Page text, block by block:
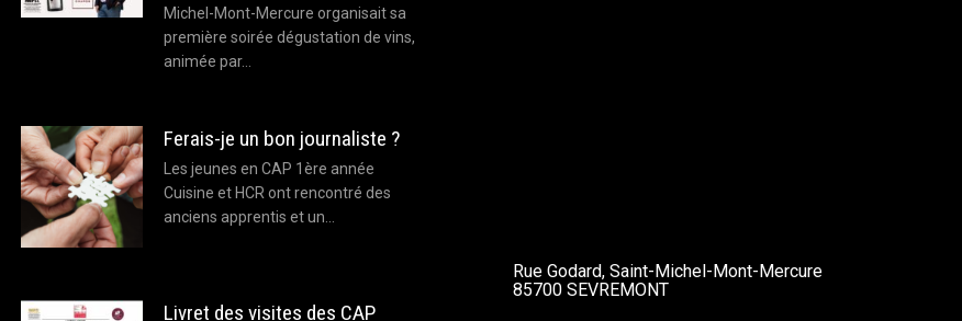
Michel-Mont-Mercure organisait sa
première soirée dégustation de vins,
animée par…
Ferais-je un bon journaliste ?
Les jeunes en CAP 1ère année
Cuisine et HCR ont rencontré des
anciens apprentis et un…
Livret des visites des CAP
Rue Godard, Saint-Michel-Mont-Mercure
85700 SEVREMONT